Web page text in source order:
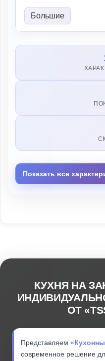
Большие
Показать все
КУХНЯ НА
ОТ
Представляем
современное решение